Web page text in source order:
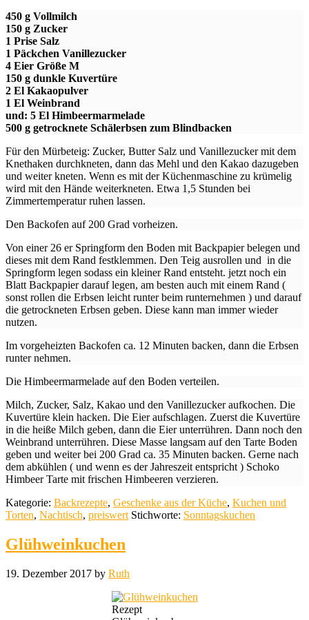
450 g Vollmilch
150 g Zucker
1 Prise Salz
1 Päckchen Vanillezucker
4 Eier Größe M
150 g dunkle Kuvertüre
2 El Kakaopulver
1 El Weinbrand
und: 5 El Himbeermarmelade
500 g getrocknete Schälerbsen zum Blindbacken
Für den Mürbeteig: Zucker, Butter Salz und Vanillezucker mit dem
Knethaken durchkneten, dann das Mehl und den Kakao dazugeben
und weiter kneten. Wenn es mit der Küchenmaschine zu krümelig
wird mit den Hände weiterkneten. Etwa 1,5 Stunden bei
Zimmertemperatur ruhen lassen.
Den Backofen auf 200 Grad vorheizen.
Von einer 26 er Springform den Boden mit Backpapier belegen und
dieses mit dem Rand festklemmen. Den Teig ausrollen und in die
Springform legen sodass ein kleiner Rand entsteht. jetzt noch ein
Blatt Backpapier darauf legen, am besten auch mit einem Rand (
sonst rollen die Erbsen leicht runter beim runternehmen ) und darauf
die getrockneten Erbsen geben. Diese kann man immer wieder
nutzen.
Im vorgeheizten Backofen ca. 12 Minuten backen, dann die Erbsen
runter nehmen.
Die Himbeermarmelade auf den Boden verteilen.
Milch, Zucker, Salz, Kakao und den Vanillezucker aufkochen. Die
Kuvertüre klein hacken. Die Eier aufschlagen. Zuerst die Kuvertüre
in die heiße Milch geben, dann die Eier unterrühren. Dann noch den
Weinbrand unterrühren. Diese Masse langsam auf den Tarte Boden
geben und weiter bei 200 Grad ca. 35 Minuten backen. Gerne nach
dem abkühlen ( und wenn es der Jahreszeit entspricht ) Schoko
Himbeer Tarte mit frischen Himbeeren verzieren.
Kategorie: Backrezepte, Geschenke aus der Küche, Kuchen und
Torten, Nachtisch, preiswert Stichworte: Sonntagskuchen
Glühweinkuchen
19. Dezember 2017 by Ruth
Rezept